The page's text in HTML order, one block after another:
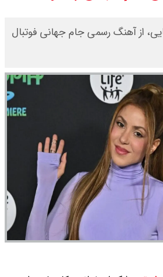
قیمت طلا ۱۸ عیار امروز جمعه ۱۶ مرداد
قیمت نفت امروز جمعه ۱۶ مرداد ۱۴۰۵
نفت صعودی شد + جدول
از آهنگ رسمی جام جهانی فوتبال